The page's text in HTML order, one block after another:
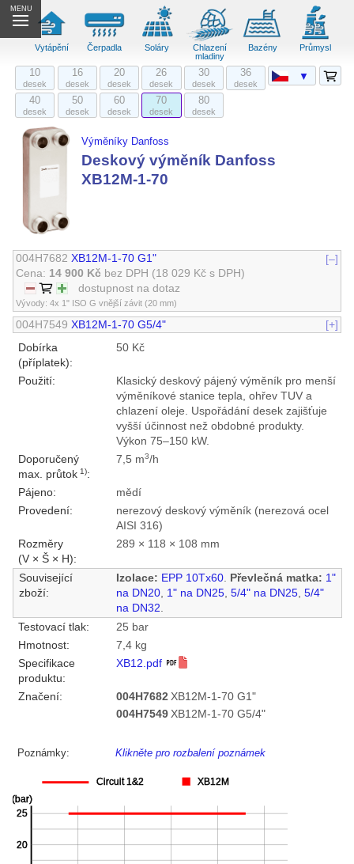
MENU
Vytápění Čerpadla Soláry
Chlazení
mladiny
Bazény Průmysl
10
desek
16
desek
20
desek
26
desek
30
desek
36
desek
40
desek
50
desek
60
desek
70
desek
80
desek
Výměníky Danfoss
Deskový výměník Danfoss
XB12M-1-70
004H7682 XB12M-1-70 G1"
[–]
Cena: 14 900 Kč bez DPH (18 029 Kč s DPH)
dostupnost na dotaz
Vývody: 4x 1" ISO G vnější závit (20 mm)
004H7549 XB12M-1-70 G5/4"
[+]
Dobírka
(příplatek):
50 Kč
Použití:
Klasický deskový pájený výměník pro menší
výměníkové stanice tepla, ohřev TUV a
chlazení oleje. Uspořádání desek zajišťuje
vyšší účinnost než obdobné produkty.
Výkon 75–150 kW.
Doporučený
max. průtok1):
7,5 m3/h
Pájeno:
mědí
Provedení:
nerezový deskový výměník (nerezová ocel
AISI 316)
Rozměry
(V × Š × H):
289 × 118 × 108 mm
Související
zboží:
Izolace: EPP 10Tx60. Převlečná matka: 1"
na DN20, 1" na DN25, 5/4" na DN25, 5/4"
na DN32.
Testovací tlak:
25 bar
Hmotnost:
7,4 kg
Specifikace
produktu:
XB12.pdf
Značení: 004H7682 XB12M-1-70 G1"
004H7549 XB12M-1-70 G5/4"
Poznámky: Klikněte pro rozbalení poznámek
▼